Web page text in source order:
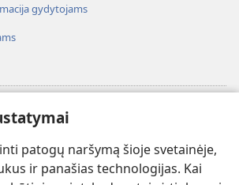
patogų naršymą šioje svetainėje,
ir panašias technologijas. Kai
gydytojams
BIBLIOTEKA